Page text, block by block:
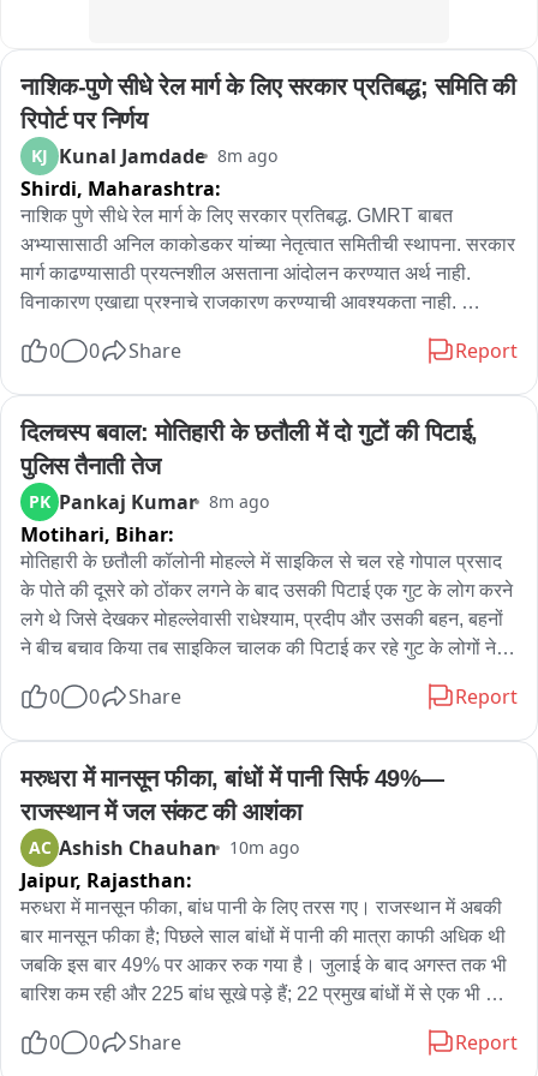
नाशिक-पुणे सीधे रेल मार्ग के लिए सरकार प्रतिबद्ध; समिति की
रिपोर्ट पर निर्णय
KJ Kunal Jamdade 8m ago
Shirdi, Maharashtra:
नाशिक पुणे सीधे रेल मार्ग के लिए सरकार प्रतिबद्ध. GMRT बाबत
अभ्यासासाठी अनिल काकोडकर यांच्या नेतृत्वात समितीची स्थापना. सरकार
मार्ग काढण्यासाठी प्रयत्नशील असताना आंदोलन करण्यात अर्थ नाही.
विनाकारण एखाद्या प्रश्नाचे राजकारण करण्याची आवश्यकता नाही.
0 0 Share Report
दिलचस्प बवाल: मोतिहारी के छतौली में दो गुटों की पिटाई,
पुलिस तैनाती तेज
PK Pankaj Kumar 8m ago
Motihari, Bihar:
मोतिहारी के छतौली कॉलोनी मोहल्ले में साइकिल से चल रहे गोपाल प्रसाद
के पोते की दूसरे को ठोंकर लगने के बाद उसकी पिटाई एक गुट के लोग करने
लगे थे जिसे देखकर मोहल्लेवासी राधेश्याम, प्रदीप और उसकी बहन, बहनों
ने बीच बचाव किया तब साइकिल चालक की पिटाई कर रहे गुट के लोगों ने
रहा है। छतौनी के प्रदीप शर्मा, मोहन उसके बहन और बेटे के साथ लाठी
जानकारी मिली और मामला उग्र हो गया और घटना सांप्रदायिक रंग लेने
लगा लेकिन प्रशासन की तत्परता से बड़ी घटना टली। तकरीबन एक दर्जन
थाने की पुलिस और अतिरिक्त 500 जवानों ने मोर्चा संभाला। आरोपी मोह.
जूनाल, जुनैद सहित 20 और अन्य आरोपियों के घर के दरवाजे तोड़कर
पुलिस ने घर का सर्च अभियान चलाया। हो-हंगामा कर रहे एक व्यक्ति को
हिरासत में लिया गया। आरोपी गुट के घर से काफी संख्या में लाठी डंडा
बरामद हुआ है वही पुलिस ने तीन घंटे सर्च अभियान चलाकर कई घरों को छान
मारा। एसडीएम और एसडीपीओ देर रात तक डटे रहे और मजिस्ट्रेट और
पुलिस घटनास्थल पर कैंप कर रही है। पीड़ित राधेश्याम कुमार ने कहा कि
तो दूसरे संप्रदाय के लोगों ने हमला कर दिया कई लोग घायल हैं वही
0 0 Share Report
मरुधरा में मानसून फीका, बांधों में पानी सिर्फ 49%—
राजस्थान में जल संकट की आशंका
AC Ashish Chauhan 10m ago
Jaipur, Rajasthan:
मरुधरा में मानसून फीका, बांध पानी के लिए तरस गए। राजस्थान में अबकी
बार मानसून फीका है; पिछले साल बांधों में पानी की मात्रा काफी अधिक थी
जबकि इस बार 49% पर आकर रुक गया है। जुलाई के बाद अगस्त तक भी
बारिश कम रही और 225 बांध सूखे पड़े हैं; 22 प्रमुख बांधों में से एक भी फुल
बांधों में पानी 27 प्रतिशत कम है; अबकी बार सिर्फ 49 प्रतिशत पानी दर्ज
0 0 Share Report